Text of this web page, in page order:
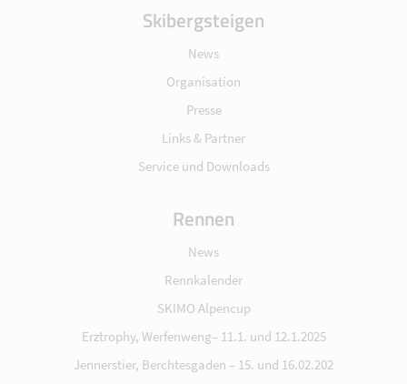
Skibergsteigen
News
Organisation
Presse
Links & Partner
Service und Downloads
Rennen
News
Rennkalender
SKIMO Alpencup
Erztrophy, Werfenweng– 11.1. und 12.1.2025
Jennerstier, Berchtesgaden – 15. und 16.02.202